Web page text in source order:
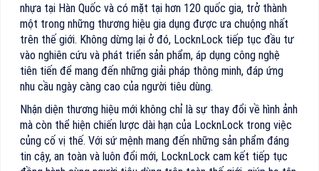
nhựa tại Hàn Quốc và có mặt tại hơn 120 quốc gia, trở thành
một trong những thương hiệu gia dụng được ưa chuộng nhất
trên thế giới. Không dừng lại ở đó, LocknLock tiếp tục đầu tư
vào nghiên cứu và phát triển sản phẩm, áp dụng công nghệ
tiên tiến để mang đến những giải pháp thông minh, đáp ứng
nhu cầu ngày càng cao của người tiêu dùng.
Nhận diện thương hiệu mới không chỉ là sự thay đổi về hình ảnh
mà còn thể hiện chiến lược dài hạn của LocknLock trong việc
củng cố vị thế. Với sứ mệnh mang đến những sản phẩm đáng
tin cậy, an toàn và luôn đổi mới, LocknLock cam kết tiếp tục